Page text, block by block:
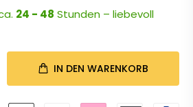
24 - 48 Stunden – liebevoll
IN DEN WARENKORB